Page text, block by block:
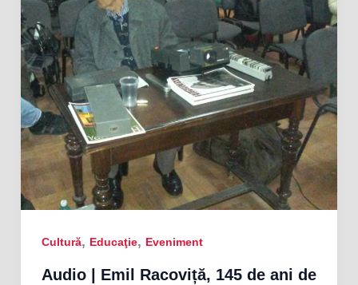
Cultură, Educaţie, Eveniment
Audio | Emil Racoviță, 145 de ani de